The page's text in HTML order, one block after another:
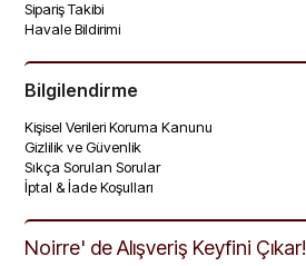
Sipariş Takibi
Havale Bildirimi
Bilgilendirme
Kişisel Verileri Koruma Kanunu
Gizlilik ve Güvenlik
Sıkça Sorulan Sorular
İptal & İade Koşulları
Noirre' de Alışveriş Keyfini Çıkar!